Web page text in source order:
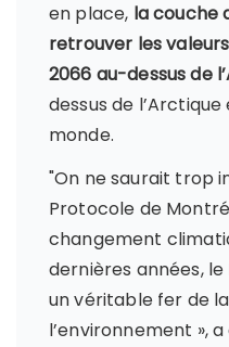
en place, la couche
retrouver les
2066 au-dessus de
dessus de
monde.
"On ne saurait trop
Protocole de
changement
dernières années,
un véritable fer de
l’environnement »,